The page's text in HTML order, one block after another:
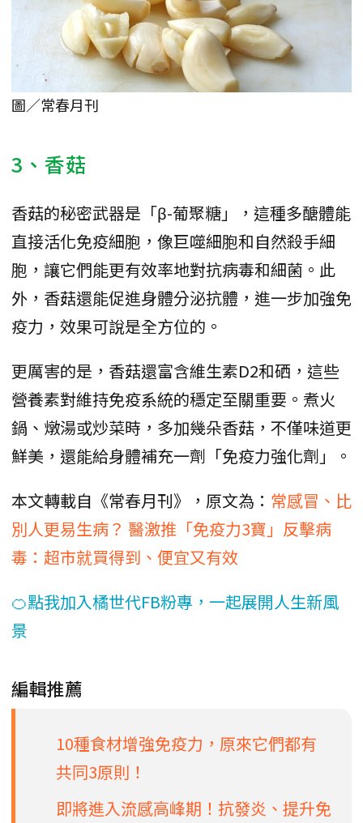
圖／常春月刊
3、香菇
香菇的秘密武器是「β-葡聚糖」，這種多醣體能
直接活化免疫細胞，像巨噬細胞和自然殺手細
胞，讓它們能更有效率地對抗病毒和細菌。此
外，香菇還能促進身體分泌抗體，進一步加強免
疫力，效果可說是全方位的。
更厲害的是，香菇還富含維生素D2和硒，這些
營養素對維持免疫系統的穩定至關重要。煮火
鍋、燉湯或炒菜時，多加幾朵香菇，不僅味道更
鮮美，還能給身體補充一劑「免疫力強化劑」。
本文轉載自《常春月刊》，原文為： 常感冒、比
別人更易生病？ 醫激推「免疫力3寶」反擊病
毒：超市就買得到、便宜又有效
🍊點我加入橘世代FB粉專，一起展開人生新風
景
編輯推薦
10種食材增強免疫力，原來它們都有
共同3原則！
即將進入流感高峰期！抗發炎、提升免